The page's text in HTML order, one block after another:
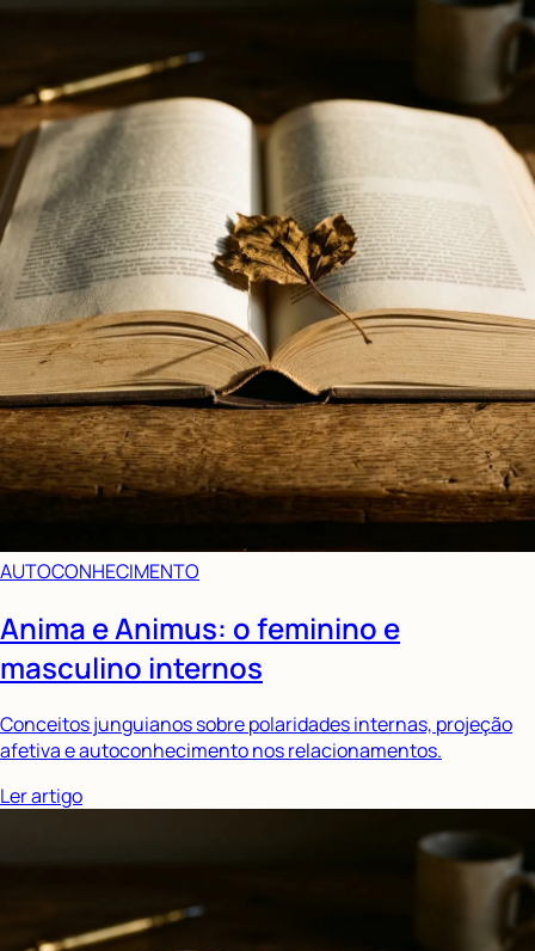
AUTOCONHECIMENTO
Anima e Animus: o feminino e
masculino internos
Conceitos junguianos sobre polaridades internas, projeção
afetiva e autoconhecimento nos relacionamentos.
Ler artigo